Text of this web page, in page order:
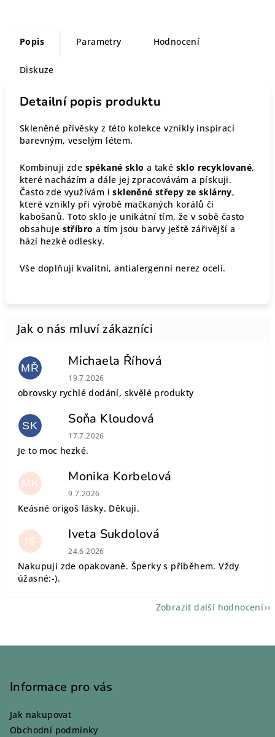
Popis Parametry Hodnocení
Diskuze
Detailní popis produktu
Skleněné přívěsky z této kolekce vznikly inspirací
barevným, veselým létem.
Kombinuji zde spékané sklo a také sklo recyklované,
které nacházím a dále jej zpracovávám a pískuji.
Často zde využívám iskleněné střepy ze sklárny,
které vznikly při výrobě mačkaných korálů či
kabošanů. Toto sklo je unikátní tím, že v sobě často
obsahuje stříbro a tím jsou barvy ještě zářivější a
hází hezké odlesky.
Vše doplňuji kvalitní, antialergenní nerez ocelí.
MŘ Michaela Říhová
Hodnocení obchodu je 5 z 5 hvězdiček.
19.7.2026
obrovsky rychlé dodání, skvělé produkty
SK Soňa Kloudová
Hodnocení obchodu je 5 z 5 hvězdiček.
17.7.2026
Je to moc hezké.
MK Monika Korbelová
Hodnocení obchodu je 5 z 5 hvězdiček.
9.7.2026
Keásné origoš lásky. Děkuji.
IS Iveta Sukdolová
Hodnocení obchodu je 5 z 5 hvězdiček.
24.6.2026
Nakupuji zde opakovaně. Šperky s příběhem. Vždy
úžasné:-).
Zobrazit další hodnocení
Informace pro vás
Jak nakupovat
Obchodní podmínky